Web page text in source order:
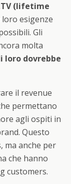
(lifetime
esigenze
Gli
molta
loro dovrebbe
il revenue
permettano
agli ospiti in
Questo
ma anche per
che hanno
customers.